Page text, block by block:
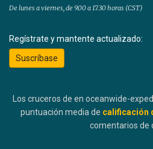
De lunes a viernes, de 9.00 a 17.30 horas (CST)
Regístrate y mantente actualizado:
Suscríbase
Los cruceros de en oceanwide-
puntuación media de calificación
comentarios de